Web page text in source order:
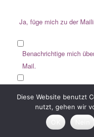
Jetzt
Wir senden keinen
Ja, füge mich zu der
Benachrichtige mich
Mail.
Benachrichtige mich
Diese Website
Diese Website benutzt
nutzt, gehen wir